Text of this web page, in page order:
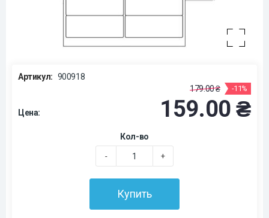
Артикул: 900918
Цена:
179.00 ₴ -11%
159.00 ₴
Кол-во
- +
Купить